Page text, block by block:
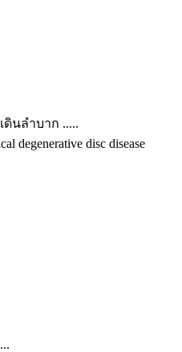
นลำบาก .....
disc disease